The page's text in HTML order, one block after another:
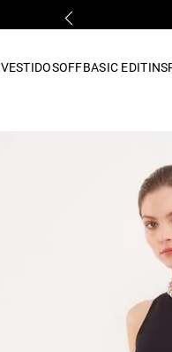
VESTIDOSOFFBASIC EDIT